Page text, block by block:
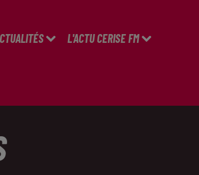
L'ACTU CERISE FM